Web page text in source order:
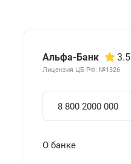
Альфа-Банк 3.5
Лицензия ЦБ РФ: №1326
8 800 2000 000
О банке